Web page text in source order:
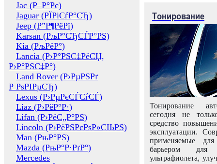
Jac (Р–Р°Рє)
Jaguar (РЇРіСѓР°СЂ)
Jeep (Р”Р¶РёРї)
Karsan (РљР°СЂСЃР°РЅ)
Kia (РљРёР°)
Lancia (Р›Р°РЅС‡РёСЏ,
Р›Р°РЅС‡Р°)
Land Rover (Р›РµРЅРґ
Р РѕРІРµСЂ)
Lexus (Р›РµРєСЃСѓСЃ)
Liaz (Р›РёР°Р·)
Lifan (Р›РёС„Р°РЅ)
Lincoln (Р›РёРЅРєРѕР»СЊРЅ)
Man (РњР°РЅ)
Mazda (РњР°Р·РґР°)
Mercedes
Тонирование
Тонирование
сегодня не
средство
эксплуатации.
применяемые
барьером для
ультрафиолета,